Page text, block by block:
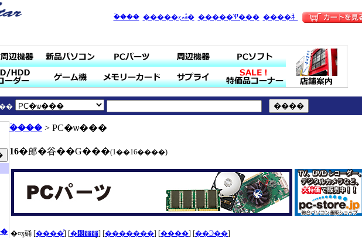
�ۡ��� �����ȥޥå� �����Ѱ��� ����礻
�ۡ��� > PC�ѡ���
16�郎�谷��Ǥ���(1��16����)
�¤ӽ硧 [����̾] [�᡼����] [�������] [����] [��Ͽ��]